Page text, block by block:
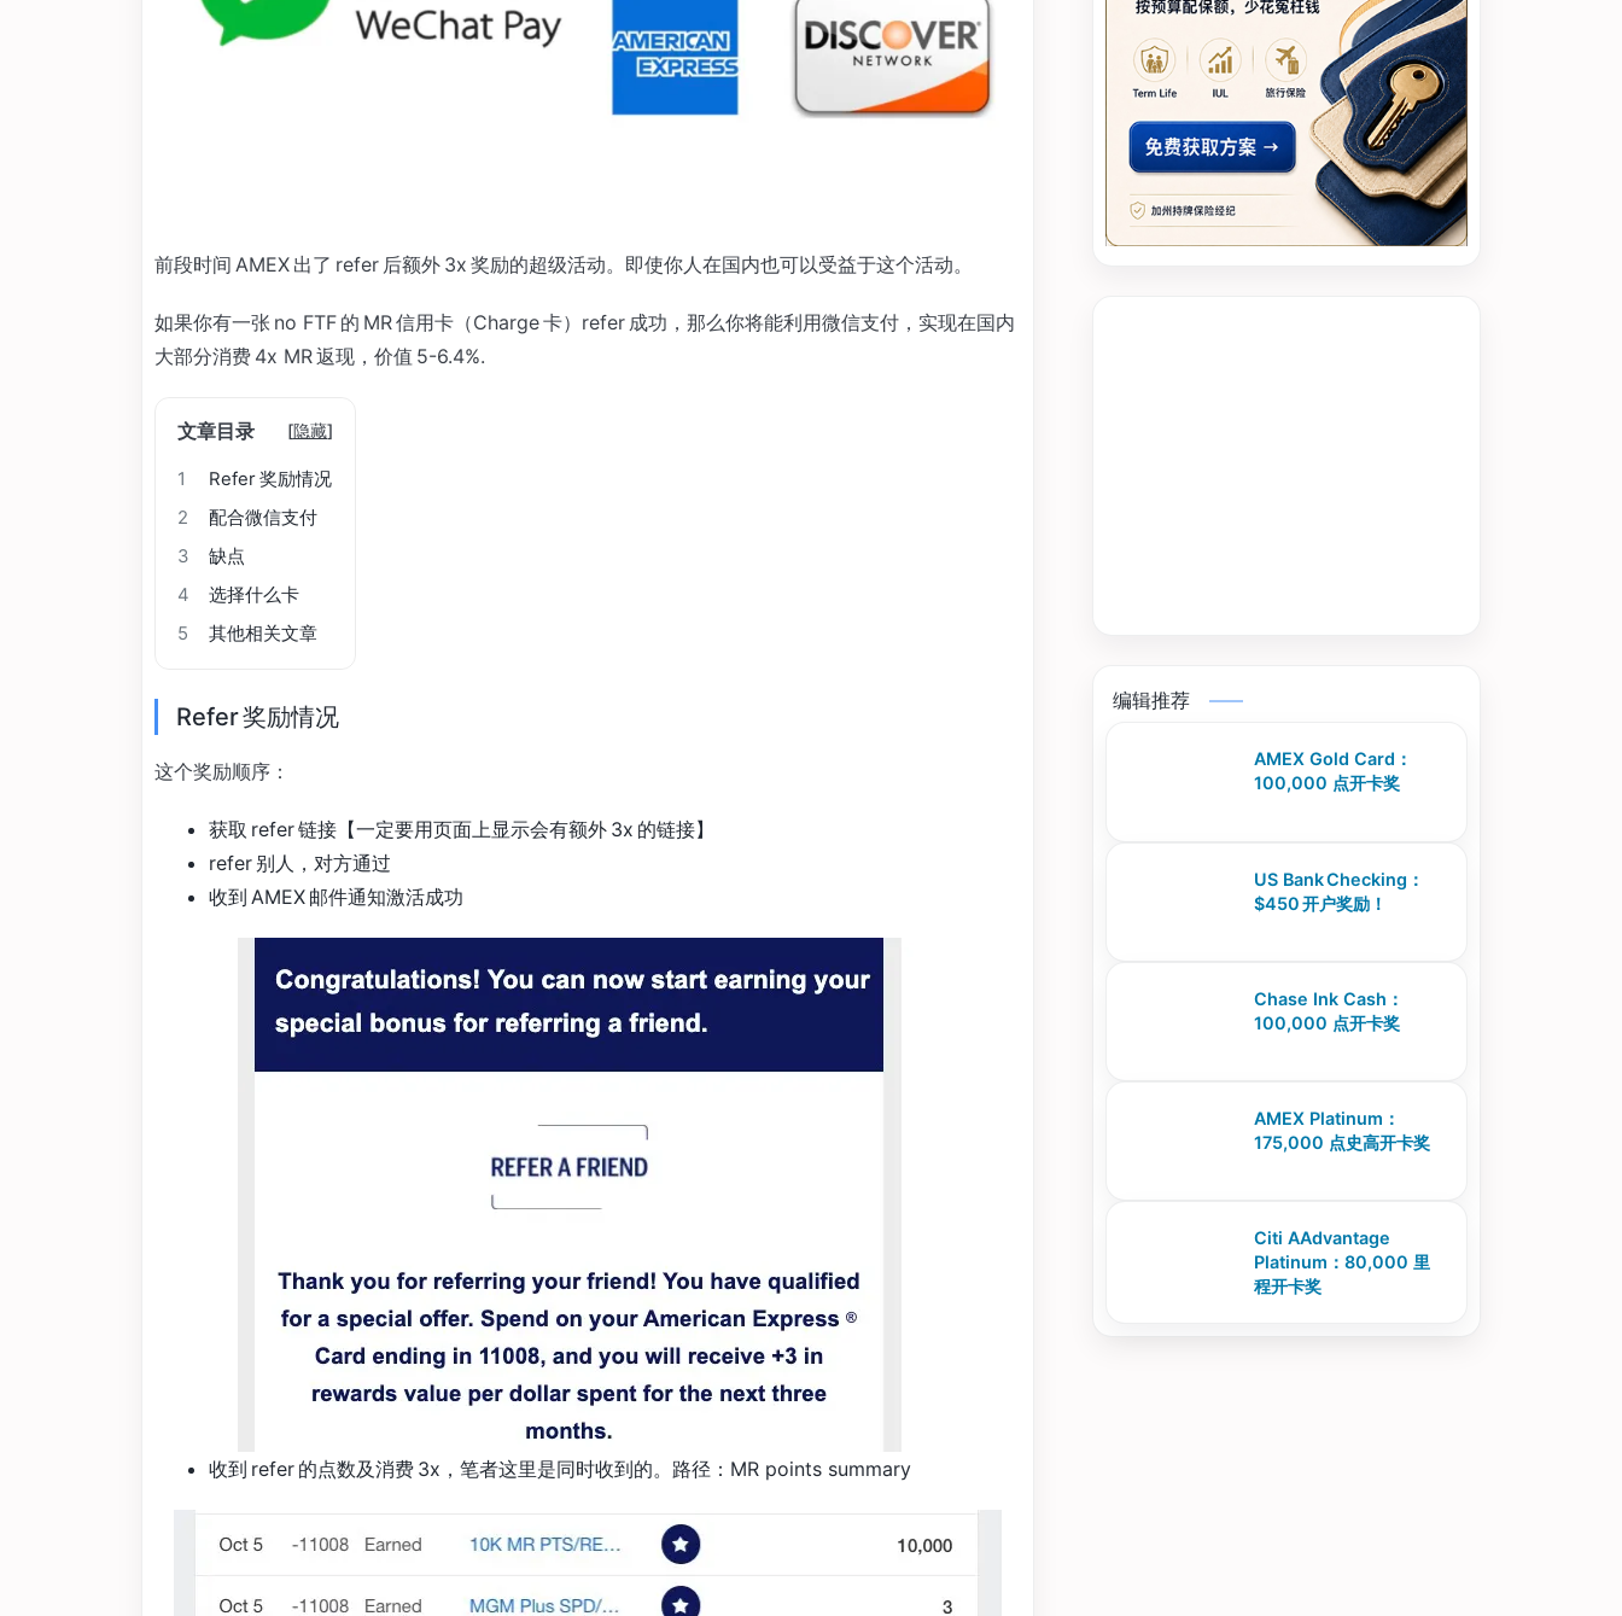
前段时间 AMEX 出了 refer 后额外 3x 奖励的超级活动。即使你人在国内也可以受益于这个活动。
如果你有一张 no FTF 的 MR 信用卡（Charge 卡）refer 成功，那么你将能利用微信支付，实现在国内
大部分消费 4x MR 返现，价值 5-6.4%.
文章目录 [隐藏]
1
Refer 奖励情况
2
配合微信支付
3
缺点
4
选择什么卡
5
其他相关文章
Refer 奖励情况
这个奖励顺序：
获取 refer 链接【一定要用页面上显示会有额外 3x 的链接】
refer 别人，对方通过
收到 AMEX 邮件通知激活成功
收到 refer 的点数及消费 3x，笔者这里是同时收到的。路径：MR points summary
编辑推荐
AMEX Gold Card：
100,000 点开卡奖
US Bank Checking：
$450 开户奖励！
Chase Ink Cash：
100,000 点开卡奖
AMEX Platinum：
175,000 点史高开卡奖
Citi AAdvantage
Platinum：80,000 里
程开卡奖